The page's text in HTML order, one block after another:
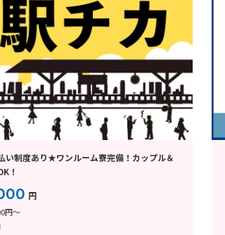
い制度あり★ワンルーム寮完備！カップル＆
！
円
円～